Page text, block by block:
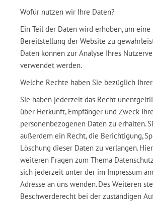
Wofür nutzen wir Ihre Daten?
Ein Teil der Daten wird erhoben, um
Bereitstellung der Website zu
Daten können zur Analyse Ihres
verwendet werden.
Welche Rechte haben Sie bezüglich
Sie haben jederzeit das Recht
über Herkunft, Empfänger und Zweck
personenbezogenen Daten zu erhalten.
außerdem ein Recht, die Berichtigung,
Löschung dieser Daten zu verlangen.
weiteren Fragen zum Thema
sich jederzeit unter der im Impressum
Adresse an uns wenden. Des Weiteren
Beschwerderecht bei der zuständigen